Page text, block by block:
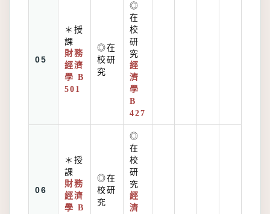
05
＊授
課
財務
經濟
學 B
501
◎在
校研
究
◎
在
校
研
究
經
濟
學
B
427
06
＊授
課
財務
經濟
學 B
◎在
校研
究
◎
在
校
研
究
經
濟